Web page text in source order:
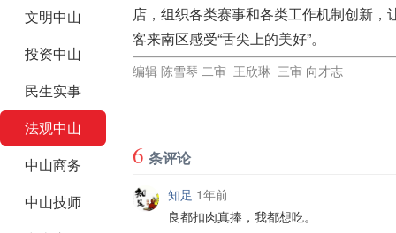
文明中山
投资中山
民生实事
法观中山
中山商务
中山技师
店，组织各类赛事和各类工作机制创新，
客来南区感受“舌尖上的美好”。
编辑 陈雪琴 二审 王欣琳 三审 向才志
6 条评论
知足 1年前
良都扣肉真捧，我都想吃。